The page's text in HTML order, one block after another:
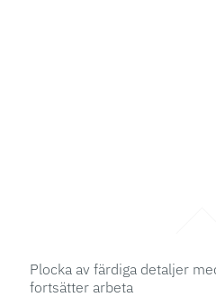
Plocka av färdiga detaljer
fortsätter arbeta